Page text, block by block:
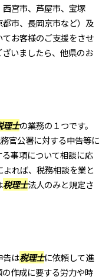
宮市、芦屋市、宝塚
市、長岡京市など）及
お客様のご支援をさせ
いましたら、他県のお
理士の業務の１つです。
官公署に対する申告等に
事項について相談に応
よれば、税務相談を業と
税理士法人のみと規定さ
告は税理士に依頼して進
作成に要する労力や時